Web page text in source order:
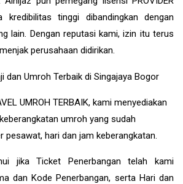
kredibilitas tinggi dibandingkan dengan
lain. Dengan reputasi kami, izin itu terus
perusahaan didirikan.
UMROH TERBAIK, kami menyediakan
umroh yang sudah
pesawat, hari dan jam keberangkatan.
jika Ticket Penerbangan telah kami
dan Kode Penerbangan, serta Hari dan